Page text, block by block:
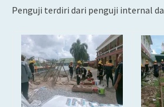
Penguji terdiri dari penguji internal